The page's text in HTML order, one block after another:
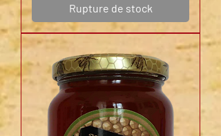
Rupture de stock